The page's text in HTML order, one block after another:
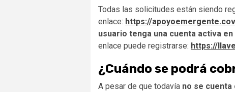
Todas las solicitudes están siendo
enlace: https://
usuario tenga una cuenta activa
enlace puede registrarse: https://
¿Cuándo se podrá
A pesar de que todavía no se cuenta